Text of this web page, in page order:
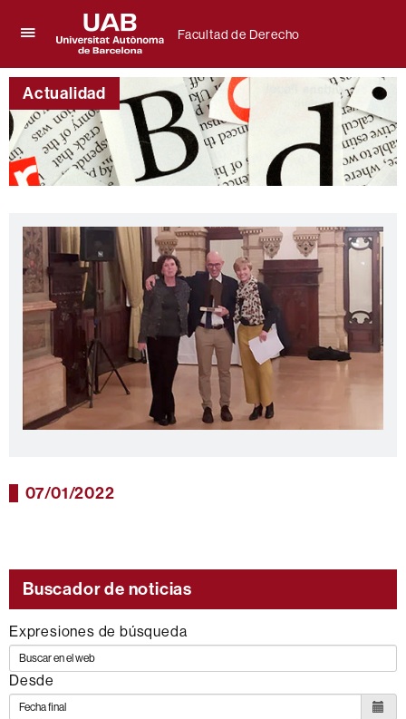
aquí
para
desplegar
el
menú
de
Facultad
de
Universitat
Autònoma
de
Barcelona
Facultad de Derecho
Actualidad
07/01/2022
Buscador de noticias
Expresiones de búsqueda
Desde